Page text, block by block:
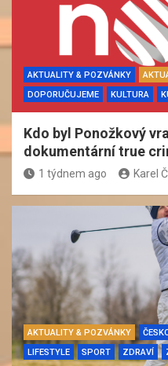
AKTUALITY & POZVÁNKY
DOPORUČUJEME
KULTURA
Kdo byl Ponožkový
dokumentární true
1 týdnem ago Karel
AKTUALITY & POZVÁNKY
LIFESTYLE
SPORT ZDRAVÍ